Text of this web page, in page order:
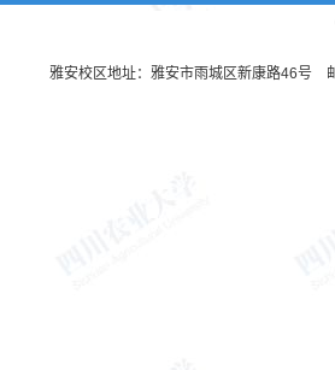
雅安校区地址：雅安市雨城区新康路46号